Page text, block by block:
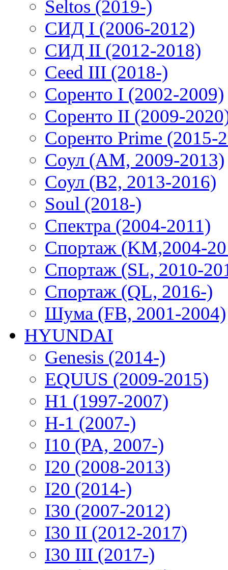
Seltos (2019-)
СИД I (2006-2012)
СИД II (2012-2018)
Ceed III (2018-)
Соренто I (2002-2009)
Соренто II (2009-
Соренто Prime (2015-
Соул (AM, 2009-2013)
Соул (B2, 2013-2016)
Soul (2018-)
Спектра (2004-2011)
Спортаж (KM,2004-
Спортаж (SL, 2010-
Спортаж (QL, 2016-)
Шума (FB, 2001-2004)
HYUNDAI
Genesis (2014-)
EQUUS (2009-2015)
H1 (1997-2007)
H-1 (2007-)
I10 (PA, 2007-)
I20 (2008-2013)
I20 (2014-)
I30 (2007-2012)
I30 II (2012-2017)
I30 III (2017-)